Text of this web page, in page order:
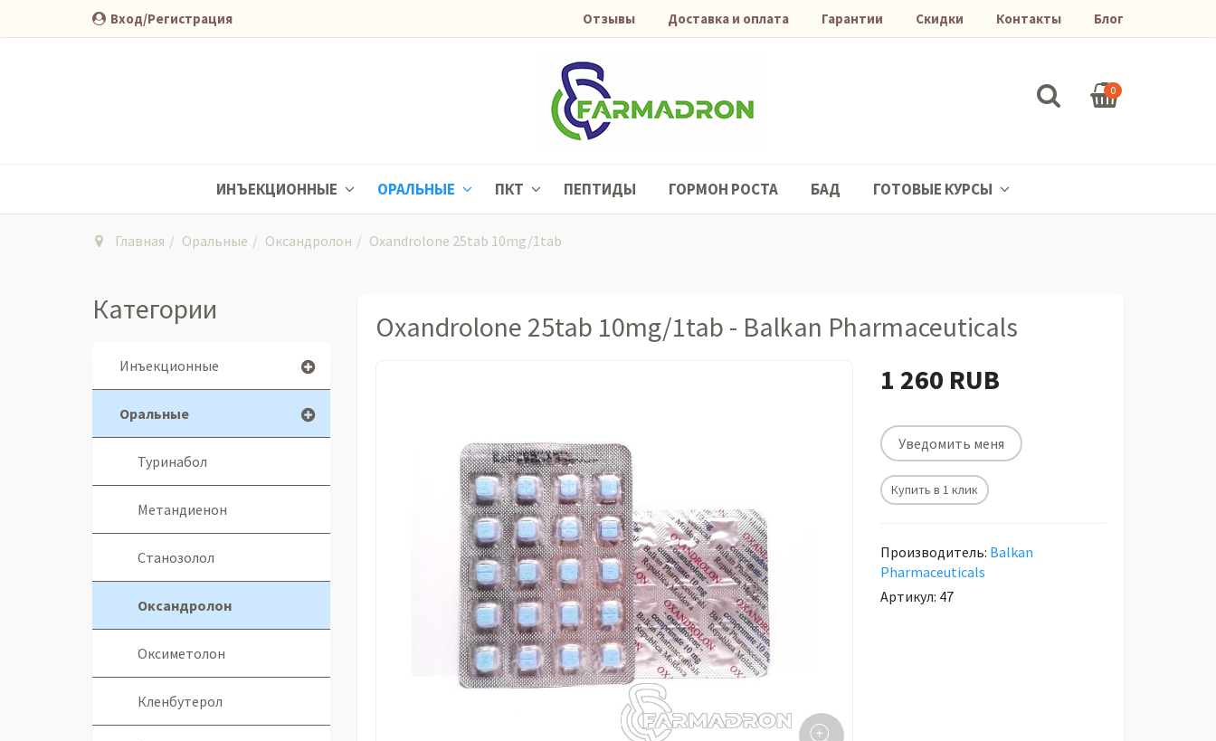
Вход/Регистрация Отзывы Доставка и оплата Гарантии Скидки Контакты Блог
0
ИНЪЕКЦИОННЫЕ ОРАЛЬНЫЕ ПКТ ПЕПТИДЫ ГОРМОН РОСТА БАД ГОТОВЫЕ КУРСЫ
Главная Оральные Оксандролон Oxandrolone 25tab 10mg/1tab
Oxandrolone 25tab 10mg/1tab - Balkan Pharmaceuticals
1 260 RUB
Уведомить меня
Купить в 1 клик
Производитель: Balkan
Pharmaceuticals
Артикул: 47
Категории
Инъекционные
Оральные
Туринабол
Метандиенон
Станозолол
Оксандролон
Оксиметолон
Кленбутерол